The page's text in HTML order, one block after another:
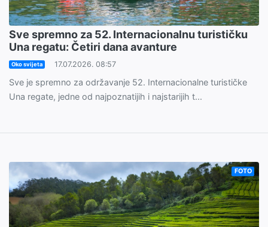
Sve spremno za 52. Internacionalnu turističku
Una regatu: Četiri dana avanture
Oko svijeta 17.07.2026. 08:57
Sve je spremno za održavanje 52. Internacionalne turističke
Una regate, jedne od najpoznatijih i najstarijih t...
FOTO